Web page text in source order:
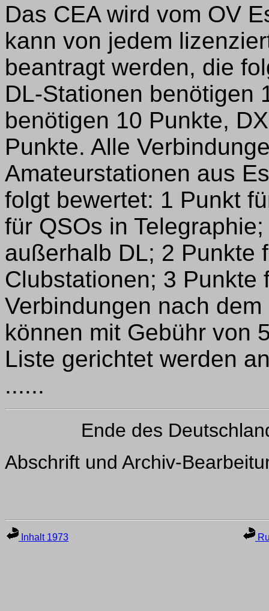
Das CEA wird vom OV
kann von jedem
beantragt werden, die
DL-Stationen benötigen
benötigen 10 Punkte,
Punkte. Alle
Amateurstationen aus
folgt bewertet: 1 Punkt
für QSOs in
außerhalb DL; 2 Punkte
Clubstationen; 3 Punkte
Verbindungen nach
können mit Gebühr von
Liste gerichtet werden
......
Ende des
Abschrift und Archiv-
Inhalt 1973